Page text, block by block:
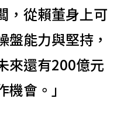
，從賴董身上可
盤能力與堅持，
來還有200億元
會。」